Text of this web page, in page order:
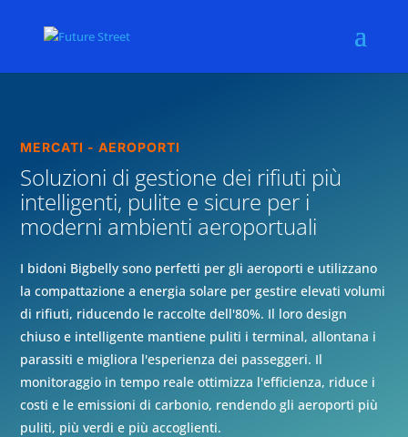
MERCATI - AEROPORTI
Soluzioni di gestione dei rifiuti più
intelligenti, pulite e sicure per i
moderni ambienti aeroportuali
I bidoni Bigbelly sono perfetti per gli aeroporti e utilizzano
la compattazione a energia solare per gestire elevati volumi
di rifiuti, riducendo le raccolte dell'80%. Il loro design
chiuso e intelligente mantiene puliti i terminal, allontana i
parassiti e migliora l'esperienza dei passeggeri. Il
monitoraggio in tempo reale ottimizza l'efficienza, riduce i
costi e le emissioni di carbonio, rendendo gli aeroporti più
puliti, più verdi e più accoglienti.